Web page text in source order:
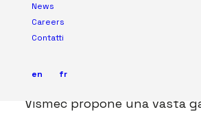
News
Careers
Contatti
en fr
Unità
Ciclone
Vismec propone una vasta